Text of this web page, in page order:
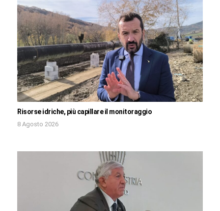
Risorse idriche, più capillare il monitoraggio
8 Agosto 2026